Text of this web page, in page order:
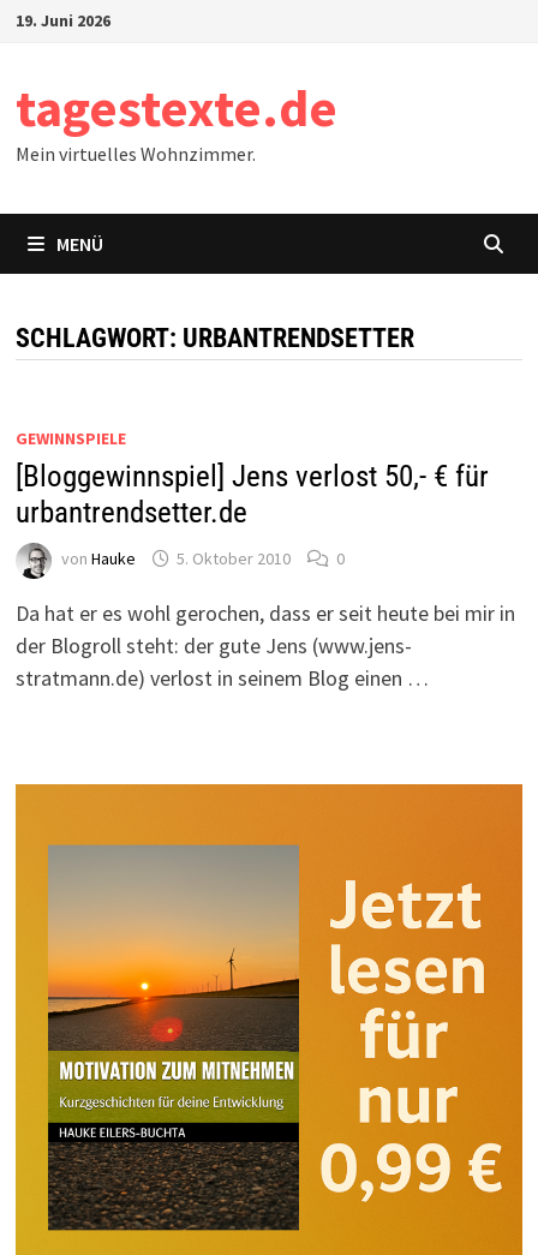
Zum19. Juni 2026
tagestexte.de
Mein virtuelles Wohnzimmer.
MENÜ
SCHLAGWORT: URBANTRENDSETTER
GEWINNSPIELE
[Bloggewinnspiel] Jens verlost 50,- € für
urbantrendsetter.de
von Hauke 5. Oktober 2010 0
Da hat er es wohl gerochen, dass er seit heute bei mir in
der Blogroll steht: der gute Jens (www.jens-
stratmann.de) verlost in seinem Blog einen …